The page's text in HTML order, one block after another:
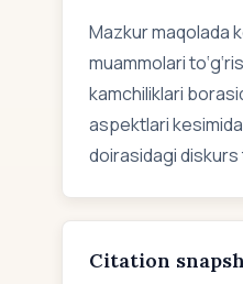
Mazkur maqolada
muammolari
kamchiliklari
aspektlari
doirasidagi
Citation